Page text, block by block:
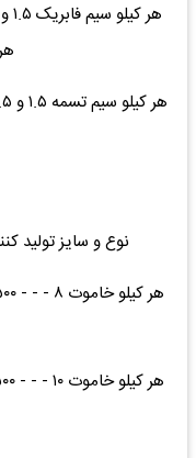
نوع و سایز تولید